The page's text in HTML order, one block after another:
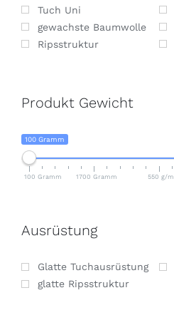
Tuch Uni
gewachste Baumwolle
Ripsstruktur
Produkt Gewicht
100 Gramm
100 Gramm 1700 Gramm 550 g/m
Ausrüstung
Glatte Tuchausrüstung
glatte Ripsstruktur